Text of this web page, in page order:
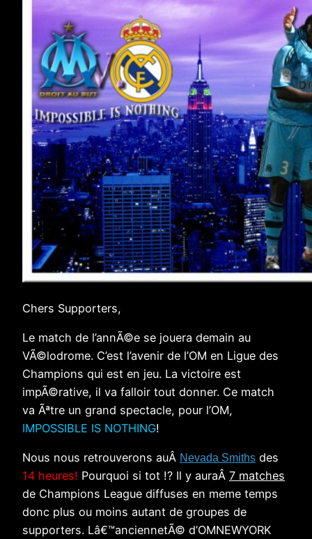
Chers Supporters,
Le match de l’annÃ©e se jouera demain au
VÃ©lodrome. C’est l’avenir de l’OM en Ligue des
Champions qui est en jeu. La victoire est
impÃ©rative, il va falloir tout donner. Ce match
va Ãªtre un grand spectacle, pour l’OM,
IMPOSSIBLE IS NOTHING!
Nous nous retrouverons auÂ Nevada Smiths des
14 heures! Pourquoi si tot !? Il y auraÂ 7 matches
de Champions League diffuses en meme temps
donc plus ou moins autant de groupes de
supporters. Lâ€™anciennetÃ© d’OMNEWYORK